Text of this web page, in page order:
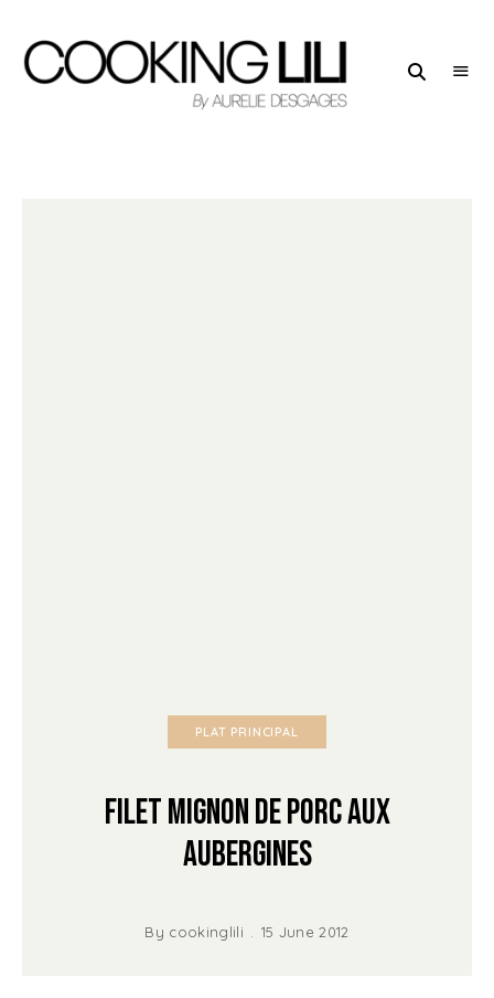
PLAT PRINCIPAL
Filet mignon de Porc aux
Aubergines
By cookinglili 15 June 2012